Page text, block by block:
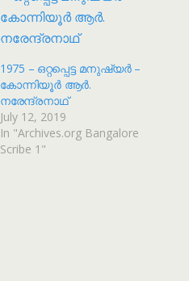
1975 – ഒറ്റപ്പെട്ട മനുഷ്യർ –
കോന്നിയൂർ ആർ.
നരേന്ദ്രനാഥ്
July 12, 2019
In "Archives.org Bangalore
Scribe 1"